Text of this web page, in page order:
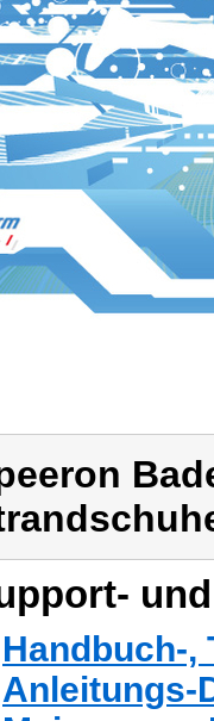
Handbuch-,
Anleitungs-